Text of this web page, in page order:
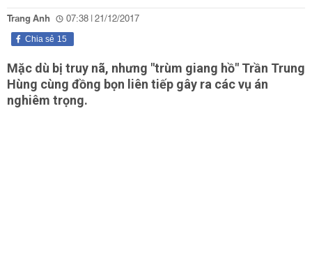
Trang Anh 07:38 | 21/12/2017
15
Chia sẻ
Mặc dù bị truy nã, nhưng "trùm giang hồ" Trần Trung
Hùng cùng đồng bọn liên tiếp gây ra các vụ án
nghiêm trọng.